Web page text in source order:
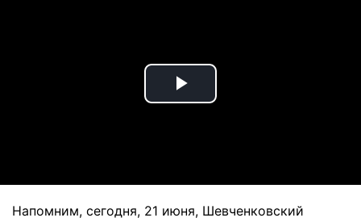
Play
Напомним, сегодня, 21 июня, Шевченковский